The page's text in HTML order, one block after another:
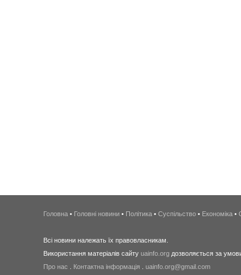
Головна • Головні новини • Політика • Суспільство • Економіка •
Всі новини належать їх правовласникам.
Використання матеріалів сайту uainfo.org дозволяється за
Про нас
Контактна інформація uainfo.org@gmail.com